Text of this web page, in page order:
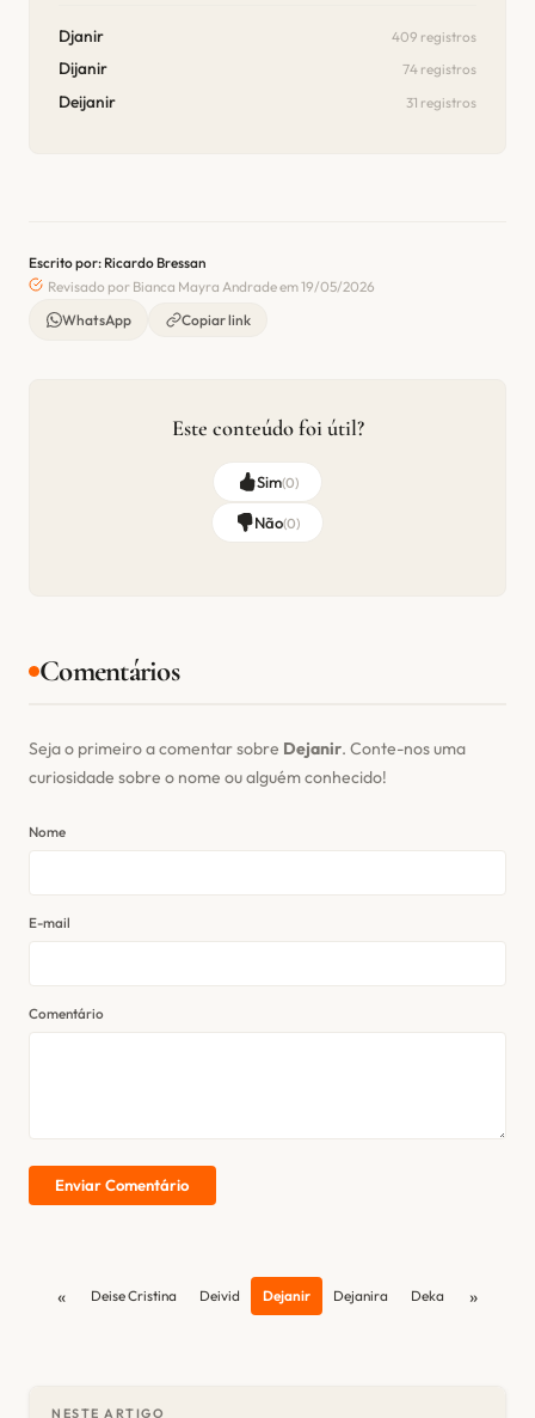
Djanir 409 registros
Dijanir 74 registros
Deijanir 31 registros
Escrito por: Ricardo Bressan
Revisado por Bianca Mayra Andrade em 19/05/2026
WhatsApp
Copiar link
Este conteúdo foi útil?
Sim(0)
Não(0)
Comentários
Seja o primeiro a comentar sobre Dejanir. Conte-nos uma
curiosidade sobre o nome ou alguém conhecido!
Nome
E-mail
Comentário
Enviar Comentário
« Deise Cristina Deivid Dejanir Dejanira Deka »
NESTE ARTIGO